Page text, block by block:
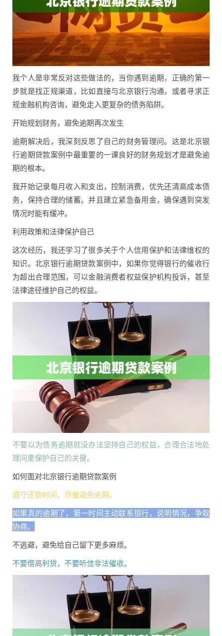
我个人是非常反对这些做法的，当你遇到逾期，正确的第一
步就是找正规渠道，比如直接与北京银行沟通，或者寻求正
规金融机构咨询，避免走入更复杂的债务陷阱。
开始规划财务，避免逾期再次发生
逾期解决后，我深刻反思了自己的财务管理问。这是北京银
行逾期贷款案例中最重要的一课良好的财务规划才是避免逾
期的根本。
我开始记录每月收入和支出，控制消费，优先还清高成本债
务，保持合理的储蓄。并且建立紧急备用金，确保遇到突发
情况时能有缓冲。
利用政策和法律保护自己
这次经历，我还学习了很多关于个人信用保护和法律维权的
知识。北京银行逾期贷款案例中，如果你觉得银行的催收行
为超出合理范围，可以金融消费者权益保护机构投诉，甚至
法律途径维护自己的权益。
不要以为债务逾期就没办法坚持自己的权益，合理合法地处
理问是保护自己的关键。
如何面对北京银行逾期贷款案例
遵守还款时间，尽量避免逾期。
如果真的逾期了，第一时间主动联系银行，说明情况，争取
协商。
不逃避，避免给自己留下更多麻烦。
不要借高利贷，不要听信非法催收。